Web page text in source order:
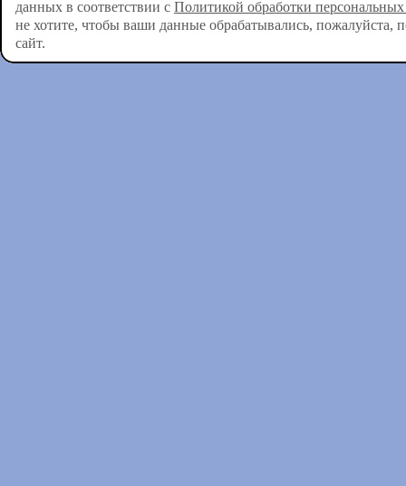
данных в соответствии с Политикой обработки
не хотите, чтобы ваши данные обрабатывались, пожалуйста,
сайт.